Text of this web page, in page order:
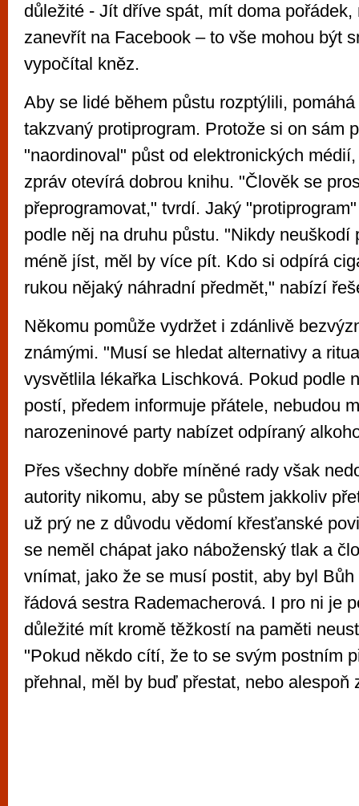
důležité - Jít dříve spát, mít doma
zanevřít na Facebook – to vše mohou být
vypočítal kněz.
Aby se lidé během půstu rozptýlili,
takzvaný protiprogram. Protože si on sám
"naordinoval" půst od elektronických
zpráv otevírá dobrou knihu. "Člověk se
přeprogramovat," tvrdí. Jaký
podle něj na druhu půstu. "Nikdy neuškodí
méně jíst, měl by více pít. Kdo si odpírá
rukou nějaký náhradní předmět," nabízí
Někomu pomůže vydržet i zdánlivě
známými. "Musí se hledat alternativy a
vysvětlila lékařka Lischková. Pokud podle
postí, předem informuje přátele, nebudou
narozeninové party nabízet odpíraný
Přes všechny dobře míněné rady však
autority nikomu, aby se půstem jakkoliv
už prý ne z důvodu vědomí křesťanské
se neměl chápat jako náboženský tlak a
vnímat, jako že se musí postit, aby byl
řádová sestra Rademacherová. I pro ni je
důležité mít kromě těžkostí na paměti
"Pokud někdo cítí, že to se svým postním
přehnal, měl by buď přestat, nebo alespoň